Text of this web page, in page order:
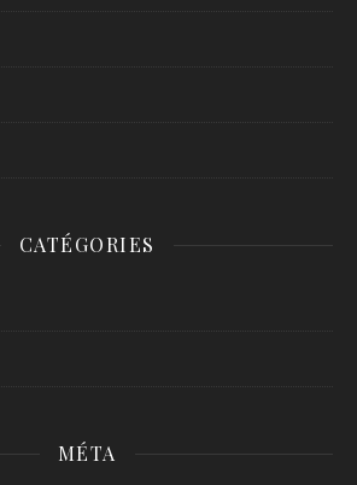
CATÉGORIES
MÉTA